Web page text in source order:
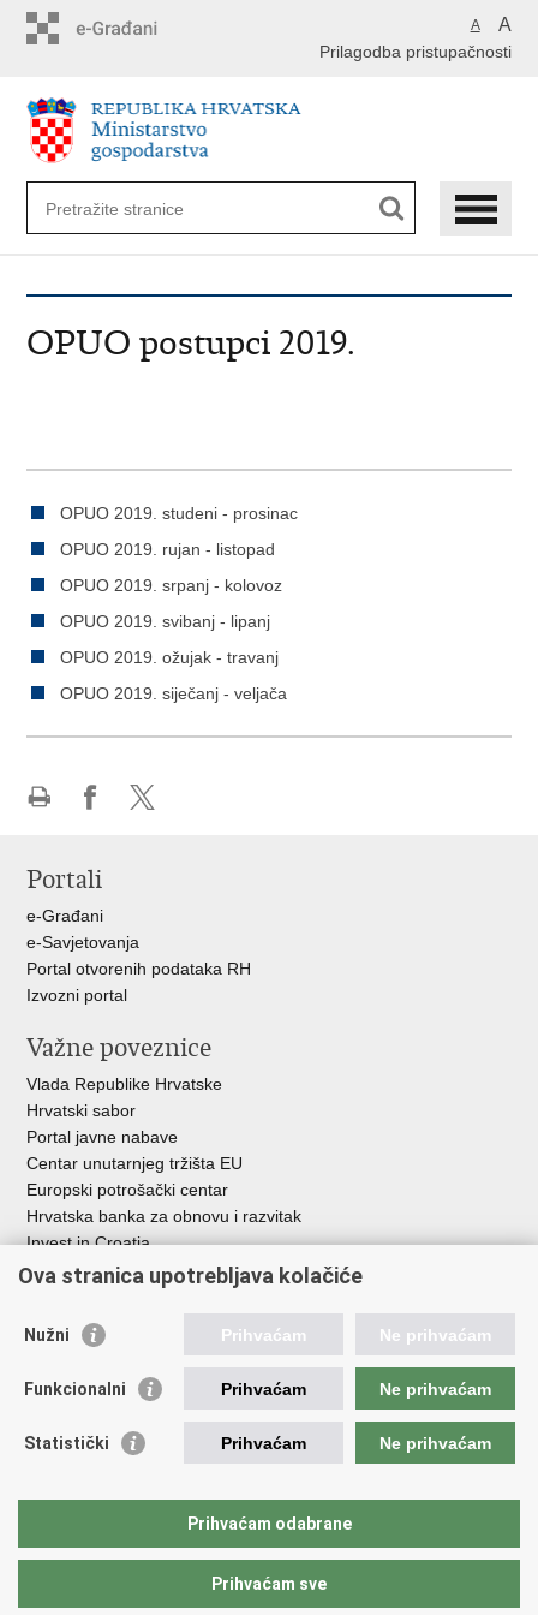
A A
Prilagodba pristupačnosti
OPUO postupci 2019.
OPUO 2019. studeni - prosinac
OPUO 2019. rujan - listopad
OPUO 2019. srpanj - kolovoz
OPUO 2019. svibanj - lipanj
OPUO 2019. ožujak - travanj
OPUO 2019. siječanj - veljača
Facebooku
Portali
e-Građani
e-Savjetovanja
Portal otvorenih podataka RH
Izvozni portal
Važne poveznice
Vlada Republike Hrvatske
Hrvatski sabor
Portal javne nabave
Centar unutarnjeg tržišta EU
Europski potrošački centar
Hrvatska banka za obnovu i razvitak
Invest in Croatia
Europska banka za obnovu i razvoj
Središnja agencija za financiranje i ugovaranje
Institucije i javne ustanove u nadležnosti
Ministarstva
Agencija za ugljikovodike
Hrvatska agencija za malo gospodarstvo, inovacije i investicije
Državni zavod za mjeriteljstvo
Ova stranica upotrebljava kolačiće
Nužni Prihvaćam Ne prihvaćam
Funkcionalni Prihvaćam Ne prihvaćam
Statistički Prihvaćam Ne prihvaćam
Prihvaćam odabrane
Prihvaćam sve